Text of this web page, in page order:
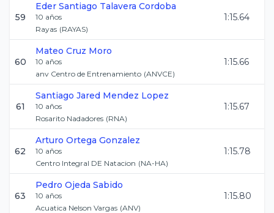
59
Eder Santiago Talavera Cordoba
10 años
Rayas (RAYAS)
1:15.64
60
Mateo Cruz Moro
10 años
anv Centro de Entrenamiento (ANVCE)
1:15.66
61
Santiago Jared Mendez Lopez
10 años
Rosarito Nadadores (RNA)
1:15.67
62
Arturo Ortega Gonzalez
10 años
Centro Integral DE Natacion (NA-HA)
1:15.78
63
Pedro Ojeda Sabido
10 años
Acuatica Nelson Vargas (ANV)
1:15.80